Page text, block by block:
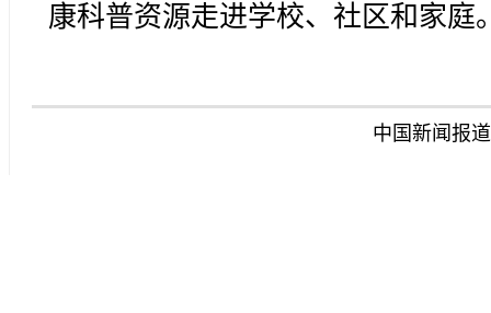
康科普资源走进学校、社区和家庭
中国新闻报